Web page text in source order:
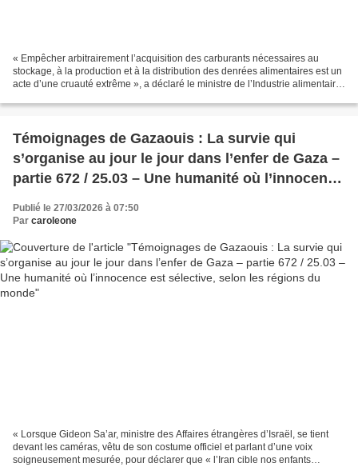
« Empêcher arbitrairement l’acquisition des carburants nécessaires au
stockage, à la production et à la distribution des denrées alimentaires est un
acte d’une cruauté extrême », a déclaré le ministre de l’Industrie alimentaire,
Témoignages de Gazaouis : La survie qui
s’organise au jour le jour dans l’enfer de Gaza –
partie 672 / 25.03 – Une humanité où l’innocence
Publié le 27/03/2026 à 07:50
Par caroleone
« Lorsque Gideon Sa’ar, ministre des Affaires étrangères d’Israël, se tient
devant les caméras, vêtu de son costume officiel et parlant d’une voix
soigneusement mesurée, pour déclarer que « l’Iran cible nos enfants